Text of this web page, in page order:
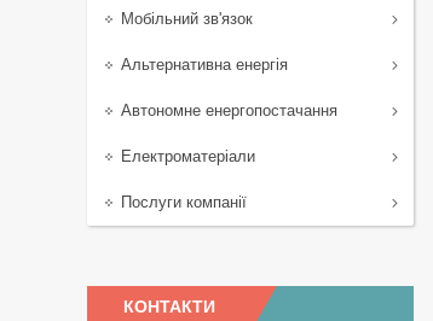
Мобільний зв'язок
Альтернативна енергія
Автономне енергопостачання
Електроматеріали
Послуги компанії
КОНТАКТИ